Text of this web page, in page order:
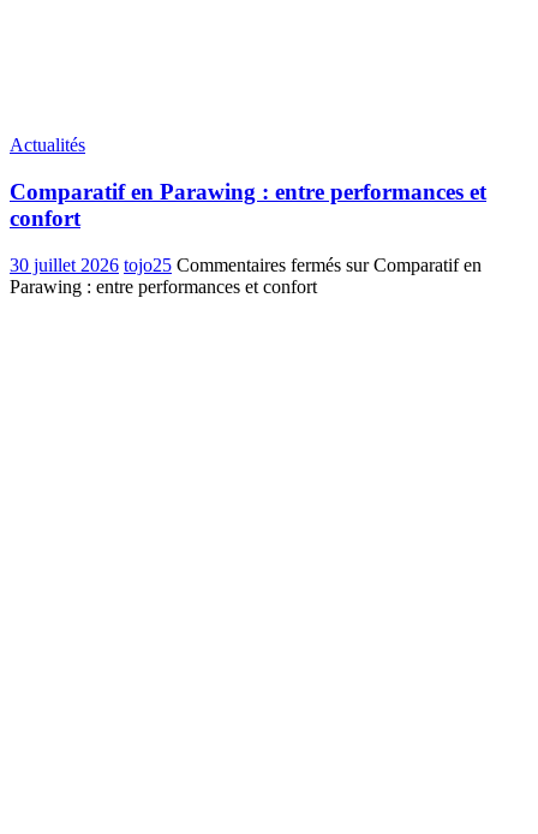
Actualités
Comparatif en Parawing : entre performances et
confort
30 juillet 2026 tojo25 Commentaires fermés sur Comparatif en
Parawing : entre performances et confort